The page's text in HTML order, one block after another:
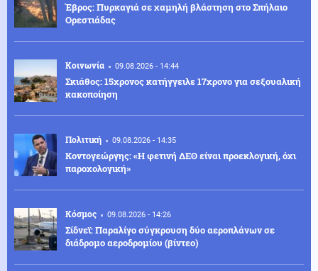
Έβρος: Πυρκαγιά σε χαμηλή βλάστηση στο Σπήλαιο
Ορεστιάδας
Κοινωνία 09.08.2026 - 14:44
Σκιάθος: 15χρονος κατήγγειλε 17χρονο για σεξουαλική
κακοποίηση
Πολιτική 09.08.2026 - 14:35
Κοντογεώργης: «Η φετινή ΔΕΘ είναι προεκλογική, όχι
παροχολογική»
Κόσμος 09.08.2026 - 14:26
Σίδνεϊ: Παραλίγο σύγκρουση δύο αεροπλάνων σε
διάδρομο αεροδρομίου (βίντεο)